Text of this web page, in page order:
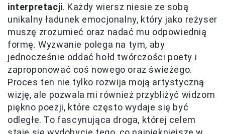
interpretacji. Każdy wiersz niesie ze sobą
unikalny ładunek emocjonalny, który jako reżyser
muszę zrozumieć oraz nadać mu odpowiednią
formę. Wyzwanie polega na tym, aby
jednocześnie oddać hołd twórczości poety i
zaproponować coś nowego oraz świeżego.
Proces ten nie tylko rozwija moją artystyczną
wizję, ale pozwala mi również przybliżyć widzom
piękno poezji, które często wydaje się być
odległe. To fascynująca droga, której celem